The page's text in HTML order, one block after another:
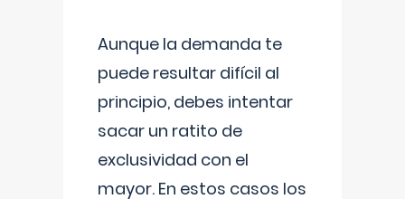
Aunque la demanda te
puede resultar difícil al
principio, debes intentar
sacar un ratito de
exclusividad con el
mayor. En estos casos los